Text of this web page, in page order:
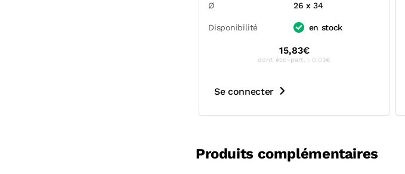
Ø
26 x 34
Disponibilité en stock
15,83€
dont éco-part. : 0,03€
Se connecter
Produits complémentaires